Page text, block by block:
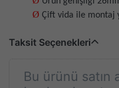
Ø Çift vida ile montaj
Taksit Seçenekleri
Bu ürünü satın